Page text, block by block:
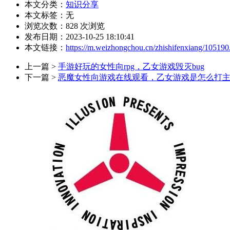
本文分类： 知识分享
本文标签：无
浏览次数： 828 次浏览
发布日期：2023-10-25 18:10:41
本文链接： https://m.weizhongchou.cn/zhishifenxiang/
上一篇 > 手游好玩的女性向rpg，乙女游戏毁灭bug
下一篇 > 恶魔女性向游戏在线观看，乙女游戏是怎么打